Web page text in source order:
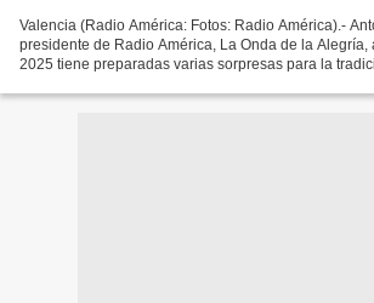
Valencia (Radio América: Fotos: Radio América).-
presidente de Radio América, La Onda de la Alegría,
2025 tiene preparadas varias sorpresas para la